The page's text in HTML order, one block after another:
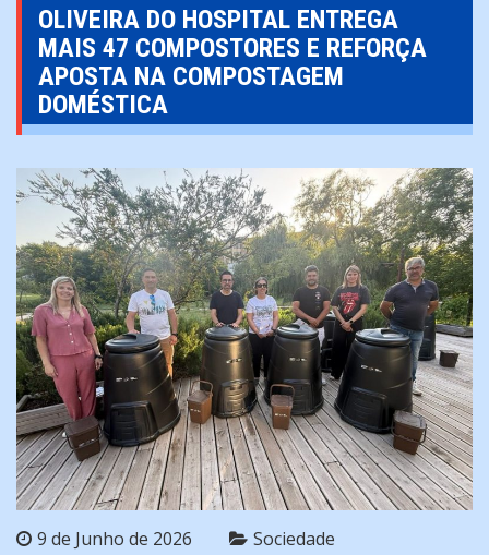
OLIVEIRA DO HOSPITAL ENTREGA
MAIS 47 COMPOSTORES E REFORÇA
APOSTA NA COMPOSTAGEM
DOMÉSTICA
9 de Junho de 2026 Sociedade